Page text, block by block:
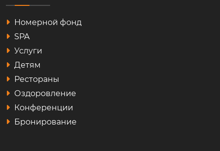
Номерной фонд
SPA
Услуги
Детям
Рестораны
Оздоровление
Конференции
Бронирование